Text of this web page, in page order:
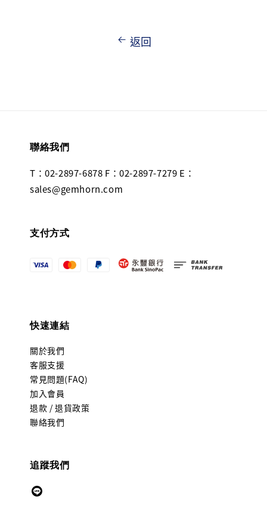
返回
聯絡我們
T：02-2897-6878 F：02-2897-7279 E：
sales@gemhorn.com
支付方式
快速連結
關於我們
客服支援
常見問題(FAQ)
加入會員
退款 / 退貨政策
聯絡我們
追蹤我們